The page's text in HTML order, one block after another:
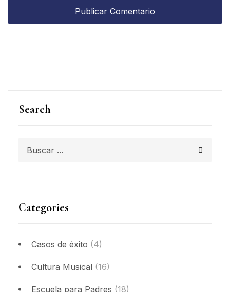
Search
Categories
Casos de éxito (4)
Cultura Musical (16)
Escuela para Padres (18)